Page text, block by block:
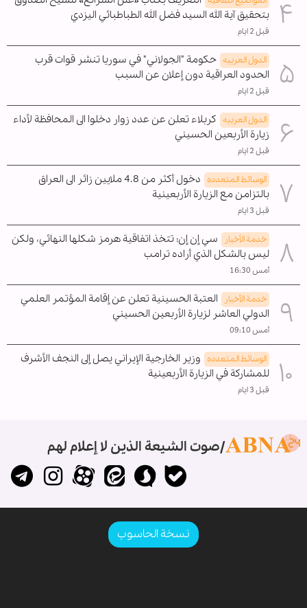
بتحقيق آية الله السيد فضل الله الطباطبائي اليزدي
قبل 2 ايام
الدول العربیه حكومة "الجولاني" في سوريا تنشر قوات قرب
الحدود العراقية دون إعلان عن السبب
قبل 2 ايام
الدول العربیه كربلاء تعلن عن عدد زوار دخلوا الى المحافظة لأداء
زيارة الأربعين الحسيني
قبل 2 ايام
الوسائط المتعدده
دخول أكثر من 4.8 ملايين زائر الى العراق
بالتزامن مع الزيارة الأربعينية
قبل 3 ايام
خدمة الأخبار
سي إن إن: تتخذ اتفاقية هرمز شكلها النهائي، ولكن
ليس بالشكل الذي أراده ترامب
أمس 16:30
خدمة الأخبار
العتبة الحسينية تعلن عن إقامة المؤتمر العلمي
الدولي العاشر لزيارة الأربعين الحسيني
أمس 09:10
الوسائط المتعدده وزير الخارجية الإيراني يصل إلى النجف الأشرف
للمشاركة في الزيارة الأربعينية
قبل 3 ايام
صوت الشيعة الذين لا إعلام لهم
نسخة الحاسوب